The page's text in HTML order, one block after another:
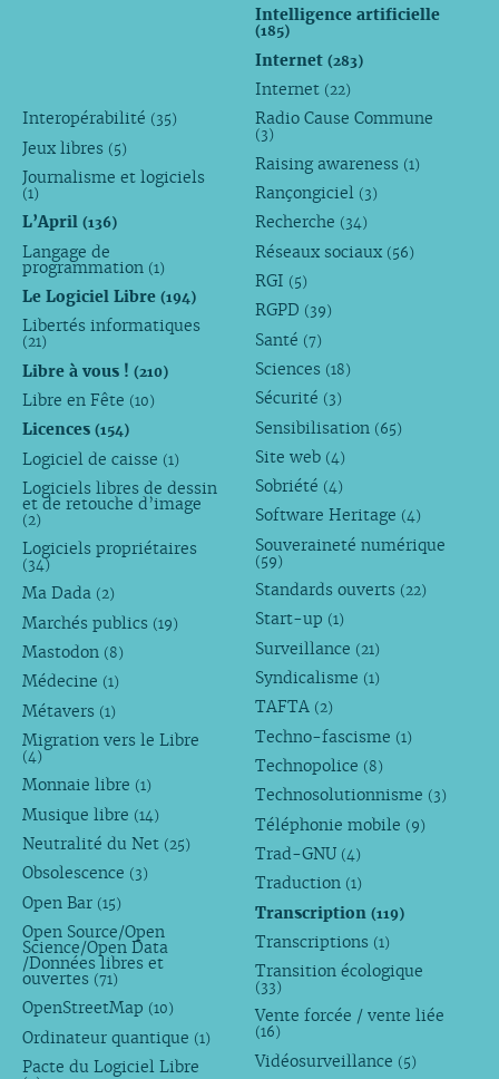
Intelligence artificielle
(185)
Internet(283)
Internet (22)
Interopérabilité (35)
Jeux libres (5)
Journalisme et logiciels
(1)
L’April (136)
Langage de
programmation (1)
Le Logiciel Libre (194)
Libertés informatiques
(21)
Libre à vous ! (210)
Libre en Fête (10)
Licences (154)
Logiciel de caisse (1)
Logiciels libres de dessin
et de retouche d’image
(2)
Logiciels propriétaires
(34)
Ma Dada (2)
Marchés publics (19)
Mastodon (8)
Médecine (1)
Métavers (1)
Migration vers le Libre
(4)
Monnaie libre (1)
Musique libre (14)
Neutralité du Net (25)
Obsolescence (3)
Open Bar (15)
Open Source/Open
Science/Open Data
/Données libres et
ouvertes (71)
OpenStreetMap (10)
Ordinateur quantique (1)
Pacte du Logiciel Libre
Radio Cause Commune
(3)
Raising awareness (1)
Rançongiciel (3)
Recherche (34)
Réseaux sociaux (56)
RGI (5)
RGPD (39)
Santé (7)
Sciences (18)
Sécurité (3)
Sensibilisation (65)
Site web (4)
Sobriété (4)
Software Heritage (4)
Souveraineté numérique
(59)
Standards ouverts (22)
Start-up (1)
Surveillance (21)
Syndicalisme (1)
TAFTA (2)
Techno-fascisme (1)
Technopolice (8)
Technosolutionnisme (3)
Téléphonie mobile (9)
Trad-GNU (4)
Traduction (1)
Transcription(119)
Transcriptions (1)
Transition écologique
(33)
Vente forcée / vente liée
(16)
Vidéosurveillance (5)